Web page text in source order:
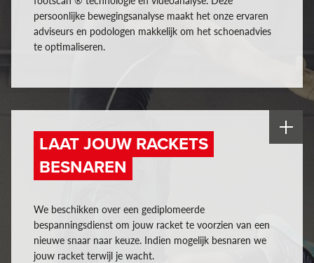
persoonlijke bewegingsanalyse maakt het onze ervaren
adviseurs en podologen makkelijk om het schoenadvies
te optimaliseren.
LAAT JOUW RACKETS
BESNAREN
We beschikken over een gediplomeerde
bespanningsdienst om jouw racket te voorzien van een
nieuwe snaar naar keuze. Indien mogelijk besnaren we
jouw racket terwijl je wacht.